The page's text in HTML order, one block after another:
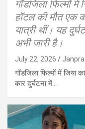
गॉडजिला फिल्मों में
हॉटल की मौत एक
यात्री थीं। यह
अभी जारी है।
July 22, 2026
गॉडजिला फिल्मों में जिया
कार दुर्घटना में…